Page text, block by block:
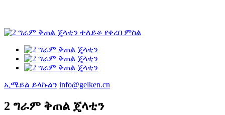
ኢሜይል ይላኩልን info@gelken.cn
2 ግራም ቅጠል ጄላቲን